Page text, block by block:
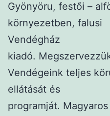
Gyönyöru, festői –
környezetben, falusi
Vendégház
kiadó.
Vendégeink teljes
ellátását és
programját. Magyaros